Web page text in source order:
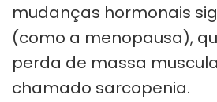
mudanças hormonais
(como a menopausa),
perda de massa
chamado sarcopenia.